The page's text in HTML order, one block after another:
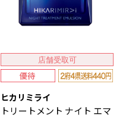
店舗受取可
ヒカリミライ
トリートメント ナイト エマ